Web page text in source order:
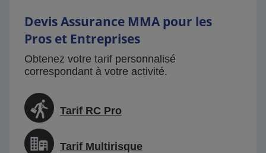
Devis Assurance MMA pour les
Pros et Entreprises
Obtenez votre tarif personnalisé
correspondant à votre activité.
Tarif RC Pro
Tarif Multirisque